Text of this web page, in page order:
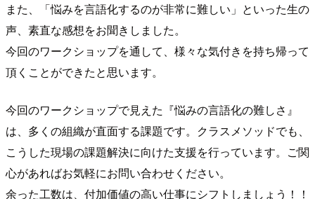
また、「悩みを言語化するのが非常に難しい」といった生の
声、素直な感想をお聞きしました。
今回のワークショップを通して、様々な気付きを持ち帰って
頂くことができたと思います。
今回のワークショップで見えた『悩みの言語化の難しさ』
は、多くの組織が直面する課題です。クラスメソッドでも、
こうした現場の課題解決に向けた支援を行っています。ご関
心があればお気軽にお問い合わせください。
余った工数は、付加価値の高い仕事にシフトしましょう！！